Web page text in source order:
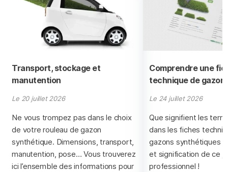
Transport, stockage et
manutention
Le 20 juillet 2026
Ne vous trompez pas dans le choix
de votre rouleau de gazon
synthétique. Dimensions, transport,
manutention, pose… Vous trouverez
ici l’ensemble des informations pour
Comprendre une
technique de
Le 24 juillet 2026
Que signifient les
dans les fiches
gazons synthétiques
et signification de ce
professionnel !